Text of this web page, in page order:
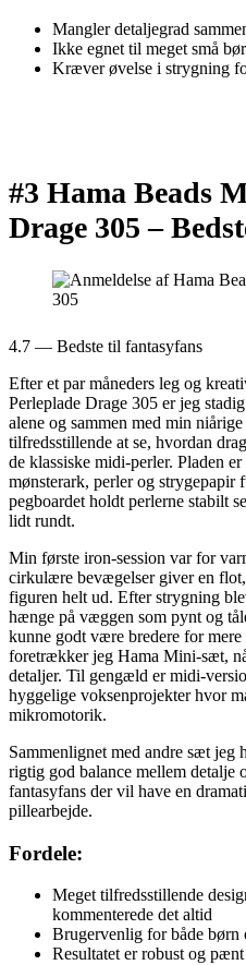
Mangler detaljegrad
Ikke egnet til meget små
Kræver øvelse i strygning
#3 Hama Beads
Drage 305 –
4.7 — Bedste til fantasyfans
Efter et par måneders leg og
Perleplade Drage 305 er jeg
alene og sammen med min
tilfredsstillende at se, hvordan
de klassiske midi-perler. Pladen
mønsterark, perler og strygepapir
pegboardet holdt perlerne stabilt
lidt rundt.
Min første iron-session var for
cirkulære bevægelser giver en
figuren helt ud. Efter strygning
hænge på væggen som pynt og
kunne godt være bredere for
foretrækker jeg Hama Mini-sæt,
detaljer. Til gengæld er midi-
hyggelige voksenprojekter hvor
mikromotorik.
Sammenlignet med andre sæt jeg
rigtig god balance mellem
fantasyfans der vil have en
pillearbejde.
Fordele:
Meget tilfredsstillende
kommenterede det altid
Brugervenlig for både børn
Resultatet er robust og